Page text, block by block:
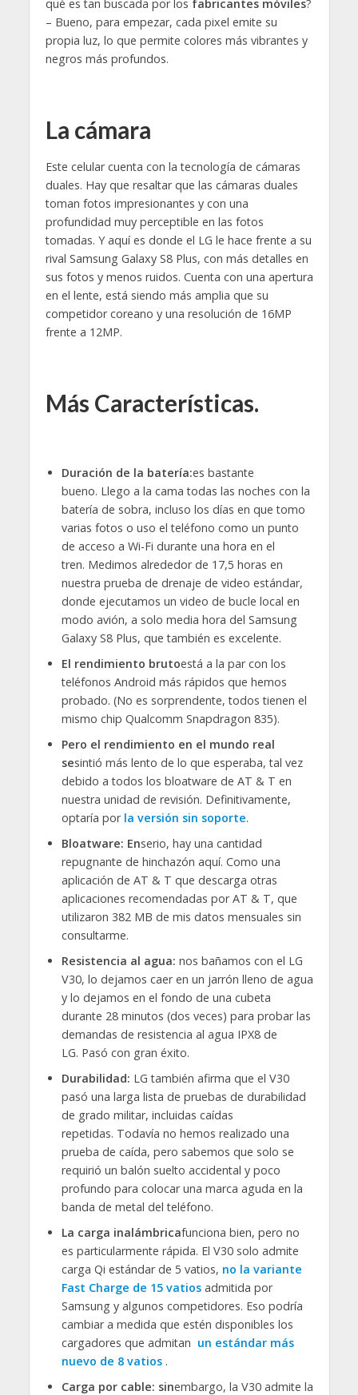
qué es tan buscada por los fabricantes móviles?
– Bueno, para empezar, cada pixel emite su
propia luz, lo que permite colores más vibrantes y
negros más profundos.
La cámara
Este celular cuenta con la tecnología de cámaras
duales. Hay que resaltar que las cámaras duales
toman fotos impresionantes y con una
profundidad muy perceptible en las fotos
tomadas. Y aquí es donde el LG le hace frente a su
rival Samsung Galaxy S8 Plus, con más detalles en
sus fotos y menos ruidos. Cuenta con una apertura
en el lente, está siendo más amplia que su
competidor coreano y una resolución de 16MP
frente a 12MP.
Más Características.
Duración de la batería:es bastante
bueno. Llego a la cama todas las noches con la
batería de sobra, incluso los días en que tomo
varias fotos o uso el teléfono como un punto
de acceso a Wi-Fi durante una hora en el
tren. Medimos alrededor de 17,5 horas en
nuestra prueba de drenaje de video estándar,
donde ejecutamos un video de bucle local en
modo avión, a solo media hora del Samsung
Galaxy S8 Plus, que también es excelente.
El rendimiento brutoestá a la par con los
teléfonos Android más rápidos que hemos
probado. (No es sorprendente, todos tienen el
mismo chip Qualcomm Snapdragon 835).
Pero el rendimiento en el mundo real
sesintió más lento de lo que esperaba, tal vez
debido a todos los bloatware de AT & T en
nuestra unidad de revisión. Definitivamente,
optaría por la versión sin soporte.
Bloatware: Enserio, hay una cantidad
repugnante de hinchazón aquí. Como una
aplicación de AT & T que descarga otras
aplicaciones recomendadas por AT & T, que
utilizaron 382 MB de mis datos mensuales sin
consultarme.
Resistencia al agua: nos bañamos con el LG
V30, lo dejamos caer en un jarrón lleno de agua
y lo dejamos en el fondo de una cubeta
durante 28 minutos (dos veces) para probar las
demandas de resistencia al agua IPX8 de
LG. Pasó con gran éxito.
Durabilidad: LG también afirma que el V30
pasó una larga lista de pruebas de durabilidad
de grado militar, incluidas caídas
repetidas. Todavía no hemos realizado una
prueba de caída, pero sabemos que solo se
requirió un balón suelto accidental y poco
profundo para colocar una marca aguda en la
banda de metal del teléfono.
La carga inalámbricafunciona bien, pero no
es particularmente rápida. El V30 solo admite
carga Qi estándar de 5 vatios, no la variante
Fast Charge de 15 vatiosadmitida por
Samsung y algunos competidores. Eso podría
cambiar a medida que estén disponibles los
cargadores que admitan un estándar más
nuevo de 8 vatios.
Carga por cable: sinembargo, la V30 admite la